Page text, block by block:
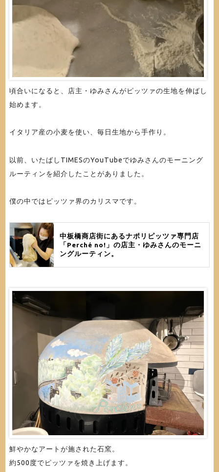
頃合いになると、店主・ゆみさんがピッツァの生地を伸ばし
始めます。
イタリア産の小麦を使い、毎日生地から手作り。
以前、いたばしTIMESのYouTubeでゆみさんのモーニング
ルーティンを紹介したことがありました。
僕の中ではピッツァ界のカリスマです。
中板橋商店街にあるナポリピッツァ専門店
「Perché no!」の店主・ゆみさんのモーニ
ングルーティン。
鮮やかなアートが施された石窯。
約500度でピッツァを焼き上げます。